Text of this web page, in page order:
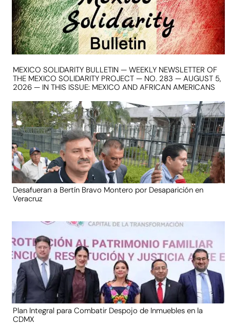
MEXICO SOLIDARITY BULLETIN — WEEKLY NEWSLETTER OF
THE MEXICO SOLIDARITY PROJECT — NO. 283 — AUGUST 5,
2026 — IN THIS ISSUE: MEXICO AND AFRICAN AMERICANS
Desafueran a Bertín Bravo Montero por Desaparición en
Veracruz
Plan Integral para Combatir Despojo de Inmuebles en la
CDMX